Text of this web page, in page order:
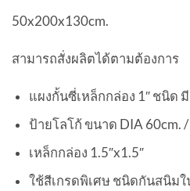
50x200x130cm.
สามารถสั่งผลิตได้ตามต้องการ
แผงกั้นซี่เหล็กกล่อง 1″ ชนิด
ป้ายโลโก้ ขนาด DIA 60cm. /
เหล็กกล่อง 1.5″x1.5″
ใช้สีเกรดพิเศษ ชนิดกันสนิมใ